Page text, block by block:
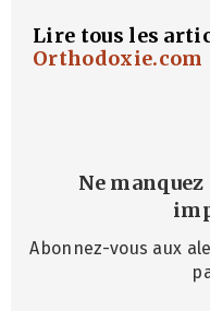
Lire tous les
Orthodoxie.com
Ne
Abonnez-vous aux